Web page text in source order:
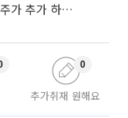
스페이스X 1차 '보호예수 해제' 임박⋯“주가 추가 하락 가능성”
추가취재 원해요
0